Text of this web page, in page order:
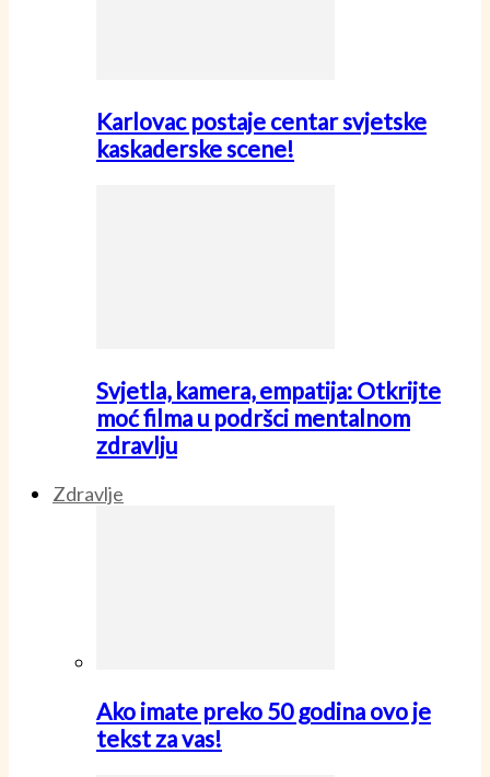
Karlovac postaje centar svjetske
kaskaderske scene!
Svjetla, kamera, empatija: Otkrijte
moć filma u podršci mentalnom
zdravlju
Zdravlje
Ako imate preko 50 godina ovo je
tekst za vas!